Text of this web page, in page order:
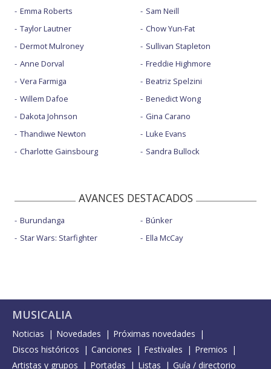
Emma Roberts
Taylor Lautner
Dermot Mulroney
Anne Dorval
Vera Farmiga
Willem Dafoe
Dakota Johnson
Thandiwe Newton
Charlotte Gainsbourg
Sam Neill
Chow Yun-Fat
Sullivan Stapleton
Freddie Highmore
Beatriz Spelzini
Benedict Wong
Gina Carano
Luke Evans
Sandra Bullock
AVANCES DESTACADOS
Burundanga
Star Wars: Starfighter
Búnker
Ella McCay
MUSICALIA
Noticias Novedades
Próximas novedades
Discos históricos
Canciones Festivales
Premios
Artistas y grupos
Portadas Listas Guía / directorio